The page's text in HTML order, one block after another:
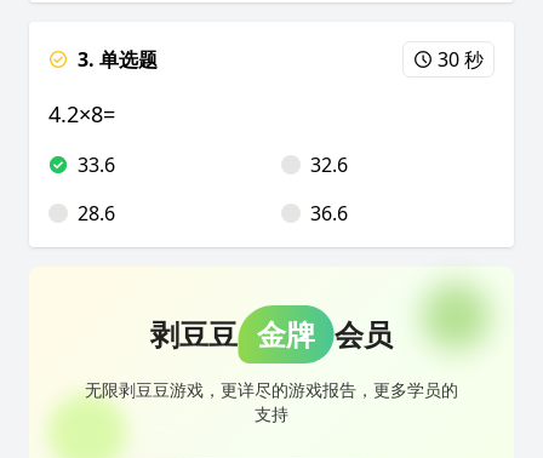
3. 单选题 30 秒
4.2×8=
33.6
32.6
28.6
36.6
剥豆豆 金牌 会员
无限剥豆豆游戏，更详尽的游戏报告，更多学员的
支持